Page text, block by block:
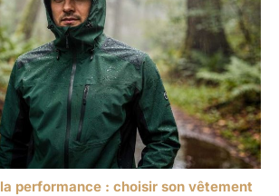
performance : choisir son vêtement